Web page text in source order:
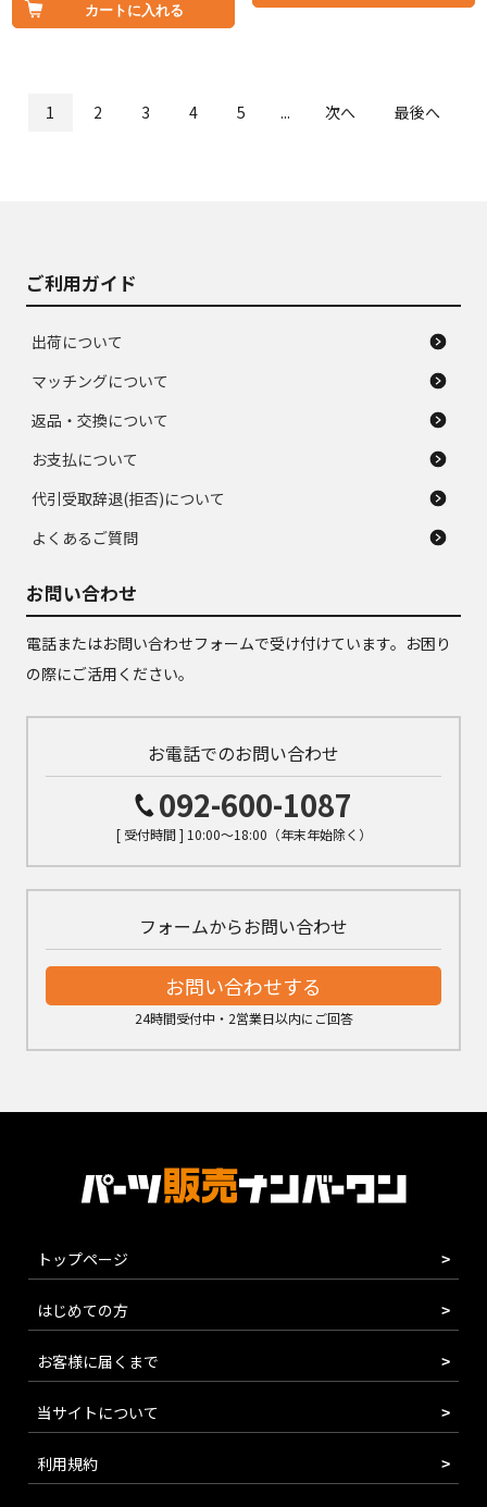
カートに入れる
1 2 3 4 5 ... 次へ 最後へ
ご利用ガイド
出荷について
マッチングについて
返品・交換について
お支払について
代引受取辞退(拒否)について
よくあるご質問
お問い合わせ
電話またはお問い合わせフォームで受け付けています。お困り
の際にご活用ください。
お電話でのお問い合わせ
092-600-1087
[ 受付時間 ] 10:00～18:00（年末年始除く）
フォームからお問い合わせ
お問い合わせする
24時間受付中・2営業日以内にご回答
トップページ
はじめての方
お客様に届くまで
当サイトについて
利用規約